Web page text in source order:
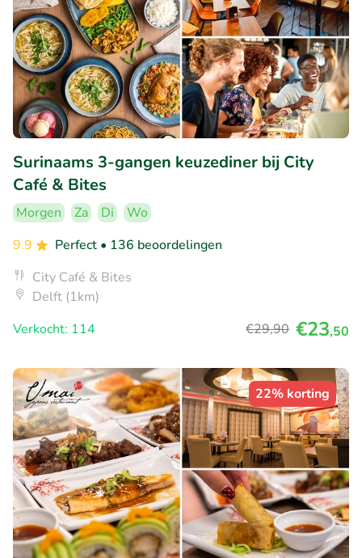
Surinaams 3-gangen keuzediner bij City
Café & Bites
Morgen Za Di
Wo
9.9
Perfect • 136 beoordelingen
City Café & Bites
Delft (1km)
Verkocht: 114
€29,90 €23,50
22% korting